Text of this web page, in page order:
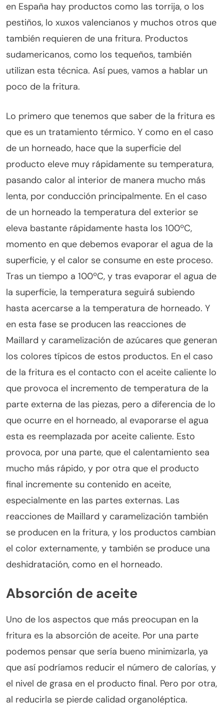
en España hay productos como las torrija, o los
pestiños, lo xuxos valencianos y muchos otros que
también requieren de una fritura. Productos
sudamericanos, como los tequeños, también
utilizan esta técnica. Así pues, vamos a hablar un
poco de la fritura.
Lo primero que tenemos que saber de la fritura es
que es un tratamiento térmico. Y como en el caso
de un horneado, hace que la superficie del
producto eleve muy rápidamente su temperatura,
pasando calor al interior de manera mucho más
lenta, por conducción principalmente. En el caso
de un horneado la temperatura del exterior se
eleva bastante rápidamente hasta los 100ºC,
momento en que debemos evaporar el agua de la
superficie, y el calor se consume en este proceso.
Tras un tiempo a 100ºC, y tras evaporar el agua de
la superficie, la temperatura seguirá subiendo
hasta acercarse a la temperatura de horneado. Y
en esta fase se producen las reacciones de
Maillard y caramelización de azúcares que generan
los colores típicos de estos productos. En el caso
de la fritura es el contacto con el aceite caliente lo
que provoca el incremento de temperatura de la
parte externa de las piezas, pero a diferencia de lo
que ocurre en el horneado, al evaporarse el agua
esta es reemplazada por aceite caliente. Esto
provoca, por una parte, que el calentamiento sea
mucho más rápido, y por otra que el producto
final incremente su contenido en aceite,
especialmente en las partes externas. Las
reacciones de Maillard y caramelización también
se producen en la fritura, y los productos cambian
el color externamente, y también se produce una
deshidratación, como en el horneado.
Absorción de aceite
Uno de los aspectos que más preocupan en la
fritura es la absorción de aceite. Por una parte
podemos pensar que sería bueno minimizarla, ya
que así podríamos reducir el número de calorías, y
el nivel de grasa en el producto final. Pero por otra,
al reducirla se pierde calidad organoléptica.